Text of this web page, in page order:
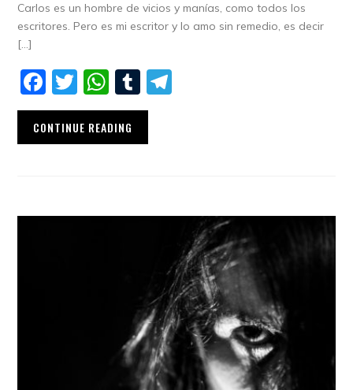
Carlos es un hombre de vicios y manías, como todos los
escritores. Pero es mi escritor y lo amo sin remedio, es decir
[…]
Facebook
Twitter
WhatsApp
Tumblr
CONTINUE READING